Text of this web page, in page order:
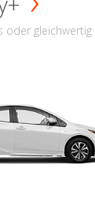
oder gleichwertig